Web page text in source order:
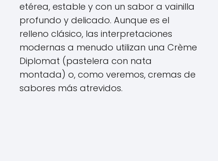
etérea, estable y con un sabor a vainilla
profundo y delicado. Aunque es el
relleno clásico, las interpretaciones
modernas a menudo utilizan una Crème
Diplomat (pastelera con nata
montada) o, como veremos, cremas de
sabores más atrevidos.